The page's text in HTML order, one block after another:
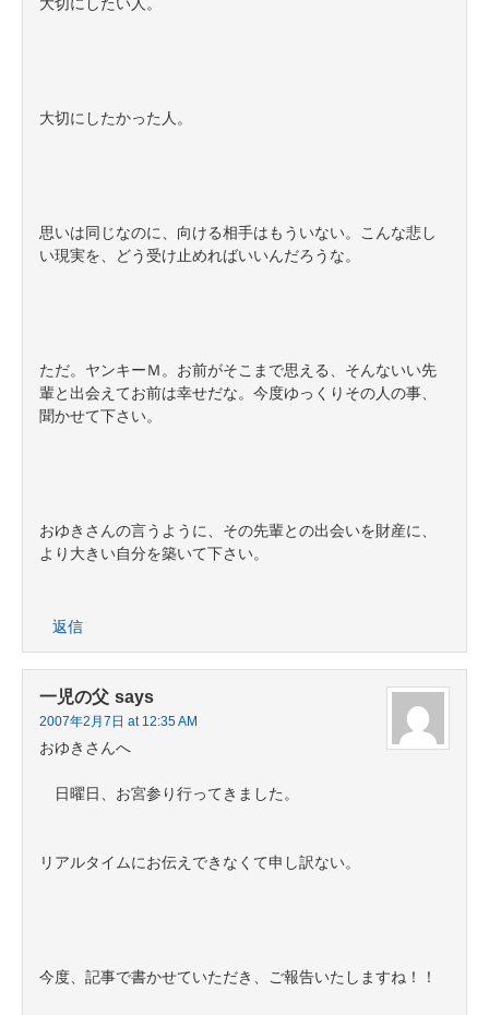
大切にしたかった人。
思いは同じなのに、向ける相手はもういない。こんな悲し
い現実を、どう受け止めればいいんだろうな。
ただ。ヤンキーＭ。お前がそこまで思える、そんないい先
輩と出会えてお前は幸せだな。今度ゆっくりその人の事、
聞かせて下さい。
おゆきさんの言うように、その先輩との出会いを財産に、
より大きい自分を築いて下さい。
返信
一児の父 says
2007年2月7日 at 12:35 AM
おゆきさんへ
日曜日、お宮参り行ってきました。
リアルタイムにお伝えできなくて申し訳ない。
今度、記事で書かせていただき、ご報告いたしますね！！